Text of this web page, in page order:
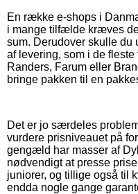
En række e-shops i
i mange tilfælde kræves
sum. Derudover skulle du
af levering, som i de
Randers, Farum eller
bringe pakken til en
Det er jo særdeles
vurdere prisniveauet på
gengæld har masser af
nødvendigt at presse
juniorer, og tillige også til
endda nogle gange